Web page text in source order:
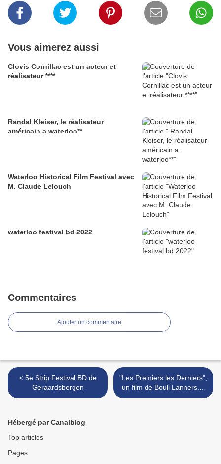
Vous aimerez aussi
Clovis Cornillac est un acteur et
réalisateur ****
Randal Kleiser, le réalisateur
américain a waterloo**
Waterloo Historical Film Festival avec
M. Claude Lelouch
waterloo festival bd 2022
Commentaires
Ajouter un commentaire
< 5e Strip Festival BD de
Geraardsbergen
"Les Premiers les Derniers",
un film de Bouli Lanners. a
WATERLOO >
Hébergé par Canalblog
Top articles
Pages